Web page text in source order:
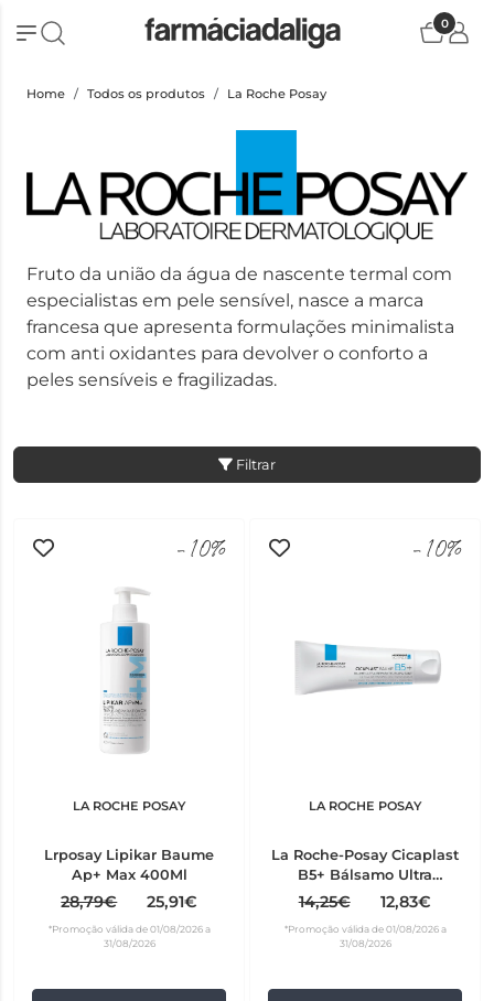
0
Home Todos os produtos La Roche Posay
Fruto da união da água de nascente termal com
especialistas em pele sensível, nasce a marca
francesa que apresenta formulações minimalista
com anti oxidantes para devolver o conforto a
peles sensíveis e fragilizadas.
Filtrar
-10%
LA ROCHE POSAY
Lrposay Lipikar Baume
Ap+ Max 400Ml
28,79€ 25,91€
*Promoção válida de 01/08/2026 a
31/08/2026
-10%
LA ROCHE POSAY
La Roche-Posay Cicaplast
B5+ Bálsamo Ultra
Reparador 40 ml
14,25€ 12,83€
*Promoção válida de 01/08/2026 a
31/08/2026